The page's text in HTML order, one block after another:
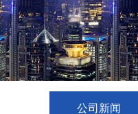
公司新闻